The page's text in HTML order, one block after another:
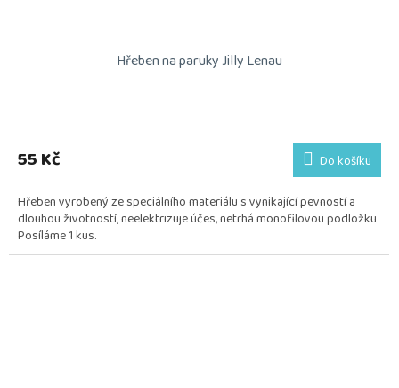
Hřeben na paruky Jilly Lenau
55 Kč Do košíku
Hřeben vyrobený ze speciálního materiálu s vynikající pevností a
dlouhou životností, neelektrizuje účes, netrhá monofilovou podložku
Posíláme 1 kus.